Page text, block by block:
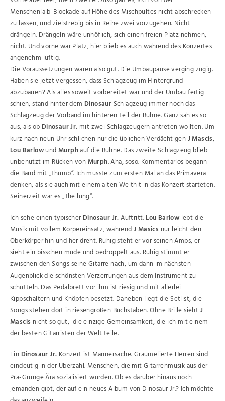
Menschenlaib-Blockade auf Höhe des Mischpultes nicht abschrecken
zu lassen, und zielstrebig bis in Reihe zwei vorzugehen. Nicht
drängeln. Drängeln wäre unhöflich, sich einen freien Platz nehmen,
nicht. Und vorne war Platz, hier blieb es auch während des Konzertes
angenehm luftig.
Die Voraussetzungen waren also gut. Die Umbaupause verging zügig.
Haben sie jetzt vergessen, dass Schlagzeug im Hintergrund
abzubauen? Als alles soweit vorbereitet war und der Umbau fertig
schien, stand hinter dem Dinosaur Schlagzeug immer noch das
Schlagzeug der Vorband im hinteren Teil der Bühne. Ganz sah es so
aus, als ob Dinosaur Jr. mit zwei Schlagzeugern antreten wollten. Um
kurz nach neun Uhr schlichen nur die üblichen VerdächtigenJ Mascis,
Lou BarlowundMurphauf die Bühne. Das zweite Schlagzeug blieb
unbenutzt im Rücken vonMurph. Aha, soso. Kommentarlos begann
die Band mit „Thumb“. Ich musste zum ersten Mal an das Primavera
denken, als sie auch mit einem alten Welthit in das Konzert starteten.
Seinerzeit war es „The lung“.
Ich sehe einen typischer Dinosaur Jr.Auftritt. Lou Barlow lebt die
Musik mit vollem Körpereinsatz, währendJ Masics nur leicht den
Oberkörper hin und her dreht. Ruhig steht er vor seinen Amps, er
sieht ein bisschen müde und bedröppelt aus. Ruhig stimmt er
zwischen den Songs seine Gitarre nach, um dann im nächsten
Augenblick die schönsten Verzerrungen aus dem Instrument zu
schütteln. Das Pedalbrett vor ihm ist riesig und mit allerlei
Kippschaltern und Knöpfen besetzt. Daneben liegt die Setlist, die
Songs stehen dort in riesengroßen Buchstaben. Ohne Brille siehtJ
Mascis nicht so gut, die einzige Gemeinsamkeit, die ich mit einem
der besten Gitarristen der Welt teile.
Ein Dinosaur Jr. Konzert ist Männersache. Graumelierte Herren sind
eindeutig in der Überzahl. Menschen, die mit Gitarrenmusik aus der
Prä-Grunge Ära sozialisiert wurden. Ob es darüber hinaus noch
jemanden gibt, der auf ein neues Album von Dinosaur Jr.? Ich möchte